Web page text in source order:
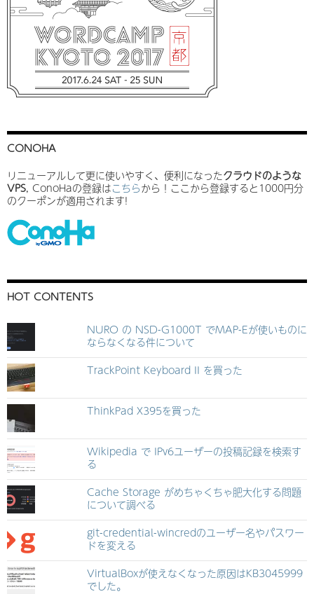
CONOHA
リニューアルして更に使いやすく、便利になったクラウドのような
VPS, ConoHaの登録はこちらから！ここから登録すると1000円分
のクーポンが適用されます!
HOT CONTENTS
NURO の NSD-G1000T でMAP-Eが使いものに
ならなくなる件について
TrackPoint Keyboard II を買った
ThinkPad X395を買った
Wikipedia で IPv6ユーザーの投稿記録を検索す
る
Cache Storage がめちゃくちゃ肥大化する問題
について調べる
git-credential-wincredのユーザー名やパスワー
ドを変える
VirtualBoxが使えなくなった原因はKB3045999
でした。